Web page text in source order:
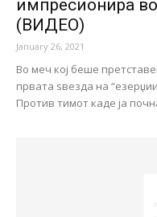
импресионира
(ВИДЕО)
January 26, 2021
Во меч кој беше
првата ѕвезда на
Против тимот каде ја